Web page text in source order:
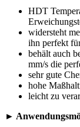
HDT
widersteht
ihn perfekt
behält auch
mm/s die
sehr gute
hohe
leicht zu
►